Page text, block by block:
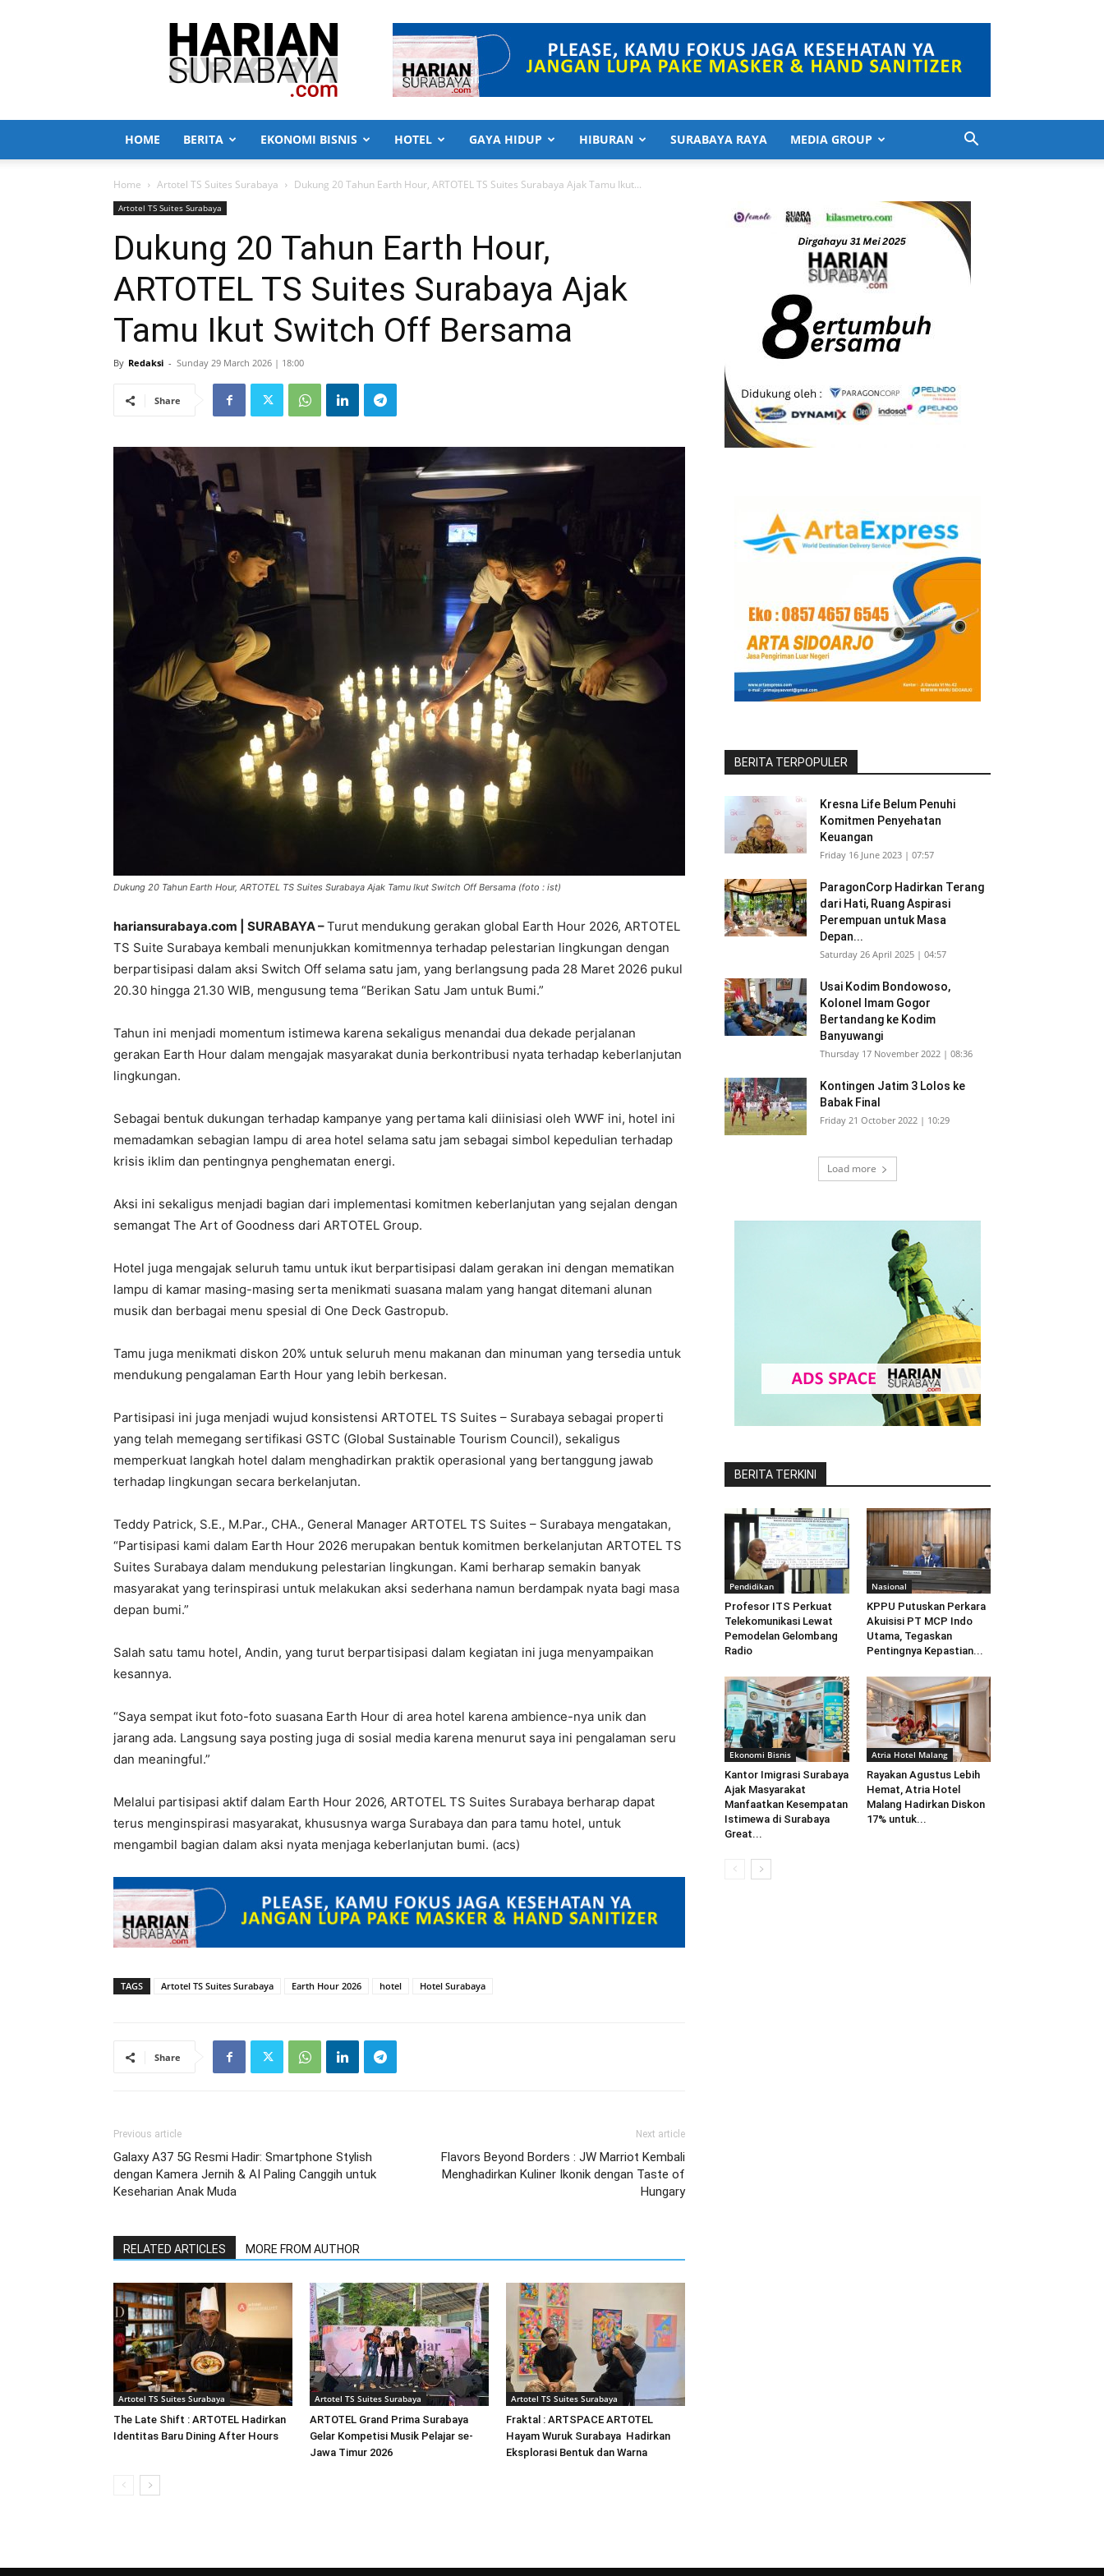
Harian
Surabaya
HOME BERITA EKONOMI BISNIS HOTEL GAYA HIDUP HIBURAN SURABAYA RAYA MEDIA GROUP
Home Artotel TS Suites Surabaya Dukung 20 Tahun Earth Hour, ARTOTEL TS Suites Surabaya Ajak Tamu Ikut...
Artotel TS Suites Surabaya
Dukung 20 Tahun Earth Hour,
ARTOTEL TS Suites Surabaya Ajak
Tamu Ikut Switch Off Bersama
By Redaksi - Sunday 29 March 2026 | 18:00
Share
Dukung 20 Tahun Earth Hour, ARTOTEL TS Suites Surabaya Ajak Tamu Ikut Switch Off Bersama (foto : ist)
hariansurabaya.com | SURABAYA –Turut mendukung gerakan global Earth Hour 2026, ARTOTEL
TS Suite Surabaya kembali menunjukkan komitmennya terhadap pelestarian lingkungan dengan
berpartisipasi dalam aksi Switch Off selama satu jam, yang berlangsung pada 28 Maret 2026 pukul
20.30 hingga 21.30 WIB, mengusung tema “Berikan Satu Jam untuk Bumi.”
Tahun ini menjadi momentum istimewa karena sekaligus menandai dua dekade perjalanan
gerakan Earth Hour dalam mengajak masyarakat dunia berkontribusi nyata terhadap keberlanjutan
lingkungan.
Sebagai bentuk dukungan terhadap kampanye yang pertama kali diinisiasi oleh WWF ini, hotel ini
memadamkan sebagian lampu di area hotel selama satu jam sebagai simbol kepedulian terhadap
krisis iklim dan pentingnya penghematan energi.
Aksi ini sekaligus menjadi bagian dari implementasi komitmen keberlanjutan yang sejalan dengan
semangat The Art of Goodness dari ARTOTEL Group.
Hotel juga mengajak seluruh tamu untuk ikut berpartisipasi dalam gerakan ini dengan mematikan
lampu di kamar masing-masing serta menikmati suasana malam yang hangat ditemani alunan
musik dan berbagai menu spesial di One Deck Gastropub.
Tamu juga menikmati diskon 20% untuk seluruh menu makanan dan minuman yang tersedia untuk
mendukung pengalaman Earth Hour yang lebih berkesan.
Partisipasi ini juga menjadi wujud konsistensi ARTOTEL TS Suites – Surabaya sebagai properti
yang telah memegang sertifikasi GSTC (Global Sustainable Tourism Council), sekaligus
memperkuat langkah hotel dalam menghadirkan praktik operasional yang bertanggung jawab
terhadap lingkungan secara berkelanjutan.
Teddy Patrick, S.E., M.Par., CHA., General Manager ARTOTEL TS Suites – Surabaya mengatakan,
“Partisipasi kami dalam Earth Hour 2026 merupakan bentuk komitmen berkelanjutan ARTOTEL TS
Suites Surabaya dalam mendukung pelestarian lingkungan. Kami berharap semakin banyak
masyarakat yang terinspirasi untuk melakukan aksi sederhana namun berdampak nyata bagi masa
depan bumi.”
Salah satu tamu hotel, Andin, yang turut berpartisipasi dalam kegiatan ini juga menyampaikan
kesannya.
“Saya sempat ikut foto-foto suasana Earth Hour di area hotel karena ambience-nya unik dan
jarang ada. Langsung saya posting juga di sosial media karena menurut saya ini pengalaman seru
dan meaningful.”
Melalui partisipasi aktif dalam Earth Hour 2026, ARTOTEL TS Suites Surabaya berharap dapat
terus menginspirasi masyarakat, khususnya warga Surabaya dan para tamu hotel, untuk
mengambil bagian dalam aksi nyata menjaga keberlanjutan bumi. (acs)
TAGS Artotel TS Suites Surabaya Earth Hour 2026 hotel Hotel Surabaya
Share
Previous article
Galaxy A37 5G Resmi Hadir: Smartphone Stylish
dengan Kamera Jernih & AI Paling Canggih untuk
Keseharian Anak Muda
Next article
Flavors Beyond Borders : JW Marriot Kembali
Menghadirkan Kuliner Ikonik dengan Taste of
Hungary
RELATED ARTICLES MORE FROM AUTHOR
Artotel TS Suites Surabaya
The Late Shift : ARTOTEL Hadirkan
Identitas Baru Dining After Hours
Artotel TS Suites Surabaya
ARTOTEL Grand Prima Surabaya
Gelar Kompetisi Musik Pelajar se-
Jawa Timur 2026
Artotel TS Suites Surabaya
Fraktal : ARTSPACE ARTOTEL
Hayam Wuruk Surabaya Hadirkan
Eksplorasi Bentuk dan Warna
BERITA TERPOPULER
Kresna Life Belum Penuhi
Komitmen Penyehatan
Keuangan
Friday 16 June 2023 | 07:57
ParagonCorp Hadirkan Terang
dari Hati, Ruang Aspirasi
Perempuan untuk Masa
Depan...
Saturday 26 April 2025 | 04:57
Usai Kodim Bondowoso,
Kolonel Imam Gogor
Bertandang ke Kodim
Banyuwangi
Thursday 17 November 2022 | 08:36
Kontingen Jatim 3 Lolos ke
Babak Final
Friday 21 October 2022 | 10:29
Load more
BERITA TERKINI
Pendidikan
Profesor ITS Perkuat
Telekomunikasi Lewat
Pemodelan Gelombang
Radio
Nasional
KPPU Putuskan Perkara
Akuisisi PT MCP Indo
Utama, Tegaskan
Pentingnya Kepastian...
Ekonomi Bisnis
Kantor Imigrasi Surabaya
Ajak Masyarakat
Manfaatkan Kesempatan
Istimewa di Surabaya
Great...
Atria Hotel Malang
Rayakan Agustus Lebih
Hemat, Atria Hotel
Malang Hadirkan Diskon
17% untuk...